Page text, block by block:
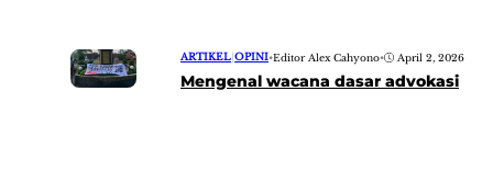
ARTIKEL|OPINI•Editor Alex Cahyono• April 2, 2026
Mengenal wacana dasar advokasi